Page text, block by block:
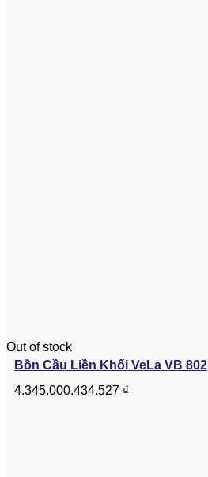
Out of stock
Bồn Cầu Liền Khối VeLa VB 802
4.345.000.434.527 ₫